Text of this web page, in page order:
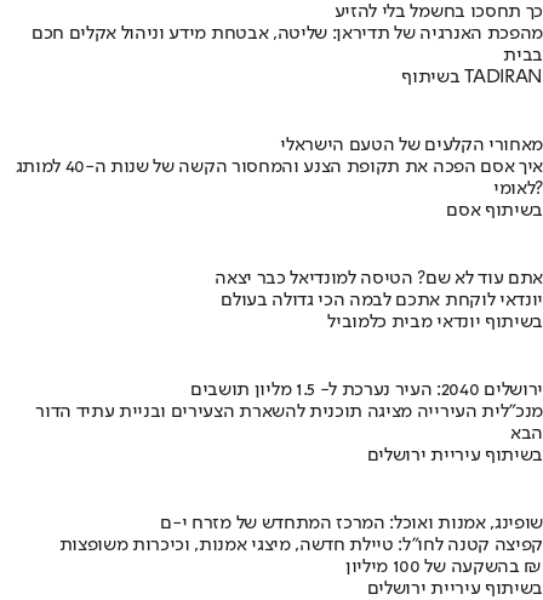
כך תחסכו בחשמל בלי להזיע
מהפכת האנרגיה של תדיראן: שליטה, אבטחת מידע וניהול אקלים חכם
בבית
בשיתוף TADIRAN
מאחורי הקלעים של הטעם הישראלי
איך אסם הפכה את תקופת הצנע והמחסור הקשה של שנות ה-40 למותג
לאומי?
בשיתוף אסם
אתם עוד לא שם? הטיסה למונדיאל כבר יצאה
יונדאי לוקחת אתכם לבמה הכי גדולה בעולם
בשיתוף יונדאי מבית כלמוביל
ירושלים 2040: העיר נערכת ל- 1.5 מליון תושבים
מנכ"לית העירייה מציגה תוכנית להשארת הצעירים ובניית עתיד הדור
הבא
בשיתוף עיריית ירושלים
שופינג, אמנות ואוכל: המרכז המתחדש של מזרח י-ם
קפיצה קטנה לחו"ל: טיילת חדשה, מיצגי אמנות, וכיכרות משופצות
בהשקעה של 100 מיליון ₪
בשיתוף עיריית ירושלים